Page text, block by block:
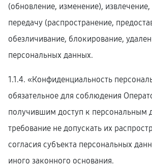
(обновление, изменение),
передачу (распространение,
обезличивание, блокирование,
персональных данных.
1.1.4. «Конфиденциальность
обязательное для соблюдения
получившим доступ к персональным
требование не допускать их
согласия субъекта персональных
иного законного основания.